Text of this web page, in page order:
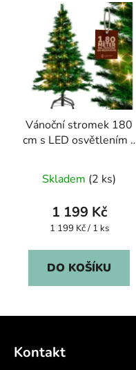
Vánoční stromek 180
cm s LED osvětlením a
Skladem (2 ks)
1 199 Kč
Měrná
1 199 Kč / 1 ks
DO KOŠÍKU
Kontakt